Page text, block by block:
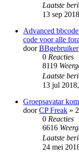
Laatste
13 sep
Advanced
code voor alle
doorBBgebruiker
0 Reacties
8119
Laatste
13 jul
Groepsavatar
doorCP Freak »
0 Reacties
6616
Laatste
24 mei